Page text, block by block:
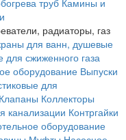
труб Камины и
радиаторы, газ
для ванн, душевые
для сжиженного газа
оборудование Выпуски
для
Клапаны Коллекторы
канализации Контргайки
оборудование